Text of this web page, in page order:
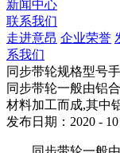
新闻中心
联系我们
走进意昂 企业荣誉
系我们
同步带轮规格型号
同步带轮一般由铝
材料加工而成,其中
发布日期：2020 - 10